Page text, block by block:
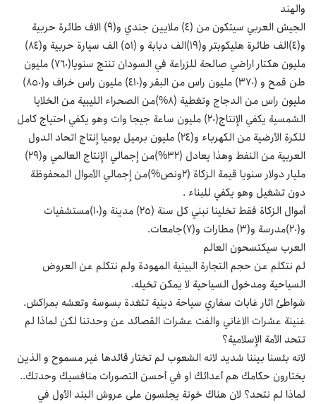
والهند
الجيش العربي سيتكون من (٤) ملايين جندي و(٩) الاف طائرة حربية
و(٤)الف طائرة هليكوبتر و(١٩)الف دبابة و (٥١) الف سيارة حربية و(٨٤)
مليون هكتار اراضي صالحة للزراعة في السودان تنتج سنويا(٧٦٠) مليون
طن قمح و (٣٧٠) مليون راس من البقر و(٤١٠) مليون راس خراف و(٨٥٠)
مليون راس من الدجاج وتغطية (٨%)من الصحراء الليبية من الخلايا
الشمسية يكفي الإنتاج(٢٠) مليون ساعة جيجا وات وهو يكفي احتياج كامل
للكرة الأرضية من الكهرباء و(٢٤) مليون برميل يوميا إنتاج اتحاد الدول
العربية من النفط وهذا يعادل (٣٢%)من إجمالي الإنتاج العالمي و(٢٩)
مليار دولار سنويا قيمة الزكاة (٢ونص%)من إجمالي الأموال المحفوظة
دون تشغيل وهو يكفي للبناء .
أموال الزكاة فقط تخلينا نبني كل سنة (٢٥) مدينة و(١٠)مستشفيات
و(٢٠)مدرسة و(٣) مطارات و(٧)جامعات.
العرب سيكتسحون العالم
لم نتكلم عن حجم التجارة البينية المهودة ولم نتكلم عن العروض
السياحية ومدخول السياحية لا يمكن تخيله.
شواطئ اثار غابات سفاري سياحة دينية تتغدة بسوسة وتعشه بمراكش.
غنينة عشرات الاغاني والفت عشرات القصائد عن وحدتنا لكن لماذا لم
تتحد الأمة الإسلامية؟
لانه بئسنا بيننا شديد لانه الشعوب لم تختار قائدها غير مسموح و الذين
يختارون حكامك هم أعدائك او في أحسن التصورات منافسيك وحدتك..
لماذا لم نتحد؟ لان هناك خونة يجلسون على عروش البند الأول في